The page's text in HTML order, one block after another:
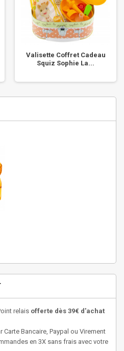
Valisette Coffret Cadeau
Squiz Sophie La...
relais offerte dès 39€ d'achat
Carte Bancaire, Paypal ou Virement
en 3X sans frais avec votre